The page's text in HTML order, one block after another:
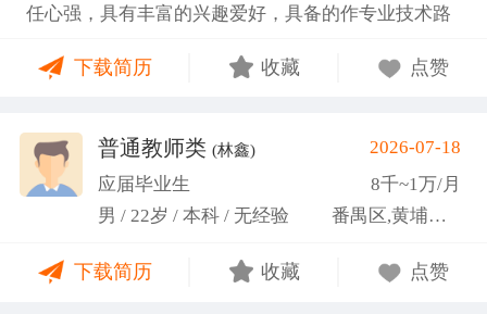
任心强，具有丰富的兴趣爱好，具备的作专业技术路
任班级生活委员与课程助管，多次组织班级篮球、羽
关活动。
下载简历 收藏 点赞
普通教师类 (林鑫)
2026-07-18
应届毕业生
8千~1万/月
男 / 22岁 / 本科 / 无经验
番禺区,黄埔区,越秀区
下载简历 收藏 点赞